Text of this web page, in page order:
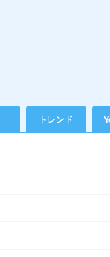
トレンド